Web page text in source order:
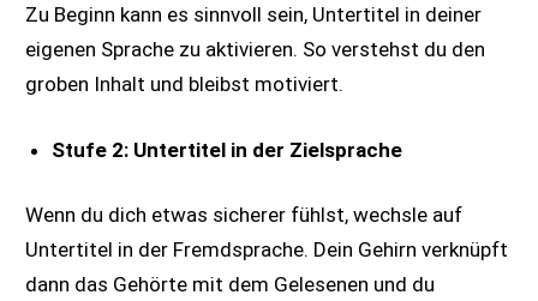
Zu Beginn kann es sinnvoll sein, Untertitel in deiner
eigenen Sprache zu aktivieren. So verstehst du den
groben Inhalt und bleibst motiviert.
Stufe 2: Untertitel in der Zielsprache
Wenn du dich etwas sicherer fühlst, wechsle auf
Untertitel in der Fremdsprache. Dein Gehirn verknüpft
dann das Gehörte mit dem Gelesenen und du